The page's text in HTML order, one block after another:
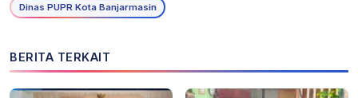
Dinas PUPR Kota Banjarmasin
BERITA TERKAIT